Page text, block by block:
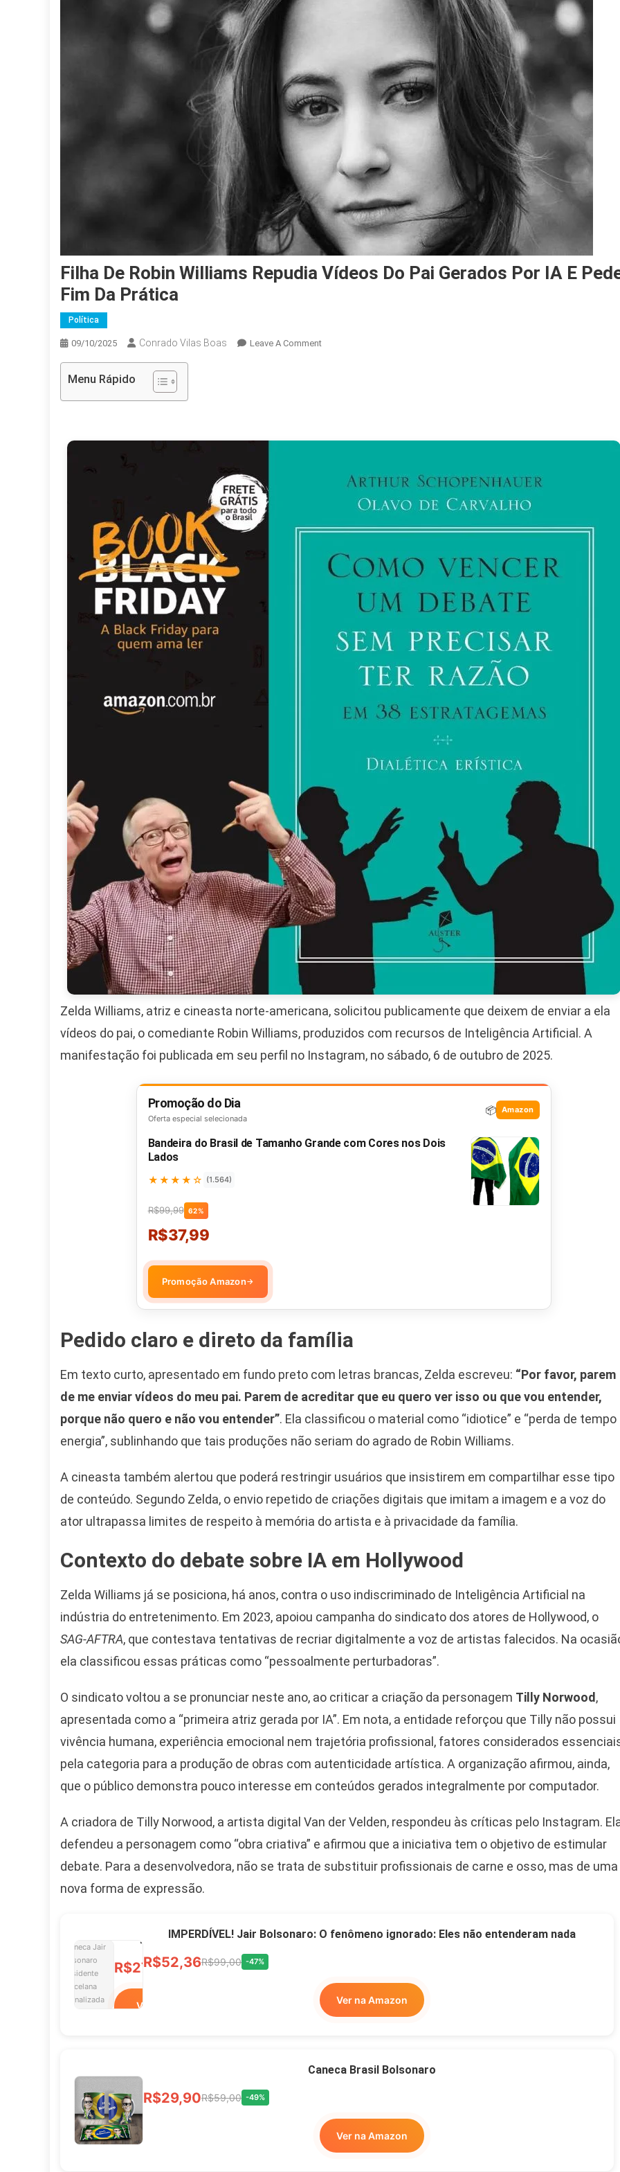
Filha De Robin Williams Repudia Vídeos Do Pai Gerados Por IA E
Fim Da Prática
Política
09/10/2025 Conrado Vilas Boas Leave A CommentOn
Gerados
E
Fim
Menu Rápido
Zelda Williams, atriz e cineasta norte-americana, solicitou publicamente que deixem de enviar a ela
vídeos do pai, o comediante Robin Williams, produzidos com recursos de Inteligência Artificial. A
manifestação foi publicada em seu perfil no Instagram, no sábado, 6 de outubro de 2025.
Promoção do Dia
Oferta especial selecionada
📦 Amazon
Bandeira do Brasil de Tamanho Grande com Cores nos Dois
Lados
★★★★☆ (1.564)
R$99,99 62%
R$37,99
Promoção Amazon→
Pedido claro e direto da família
Em texto curto, apresentado em fundo preto com letras brancas, Zelda escreveu: “Por favor, parem
de me enviar vídeos do meu pai. Parem de acreditar que eu quero ver isso ou que vou entender,
porque não quero e não vou entender”. Ela classificou o material como “idiotice” e “perda de tempo
energia”, sublinhando que tais produções não seriam do agrado de Robin Williams.
A cineasta também alertou que poderá restringir usuários que insistirem em compartilhar esse tipo
de conteúdo. Segundo Zelda, o envio repetido de criações digitais que imitam a imagem e a voz do
ator ultrapassa limites de respeito à memória do artista e à privacidade da família.
Contexto do debate sobre IA em Hollywood
Zelda Williams já se posiciona, há anos, contra o uso indiscriminado de Inteligência Artificial na
indústria do entretenimento. Em 2023, apoiou campanha do sindicato dos atores de Hollywood, o
SAG-AFTRA, que contestava tentativas de recriar digitalmente a voz de artistas falecidos. Na
ela classificou essas práticas como “pessoalmente perturbadoras”.
O sindicato voltou a se pronunciar neste ano, ao criticar a criação da personagem Tilly Norwood,
apresentada como a “primeira atriz gerada por IA”. Em nota, a entidade reforçou que Tilly não possui
vivência humana, experiência emocional nem trajetória profissional, fatores considerados
pela categoria para a produção de obras com autenticidade artística. A organização afirmou, ainda,
que o público demonstra pouco interesse em conteúdos gerados integralmente por computador.
A criadora de Tilly Norwood, a artista digital Van der Velden, respondeu às críticas pelo Instagram.
defendeu a personagem como “obra criativa” e afirmou que a iniciativa tem o objetivo de estimular
debate. Para a desenvolvedora, não se trata de substituir profissionais de carne e osso, mas de uma
nova forma de expressão.
Camiseta Camisa
2026 Pátria Brasil 6 X
10,00 S/JUROS
R$60,00R$99,00 -39%
Ver no MERCADO
LIVRE
Presidente Porcelana
Personalizada
R$27,99R$49,00 -43%
Ver no MERCADO
Xícara Bolsonaro
Brasão Deus Acima De
R$33,00
IMPERDÍVEL! Jair Bolsonaro: O fenômeno ignorado: Eles não entenderam nada
R$52,36R$99,00 -47%
Ver na Amazon
Caneca Brasil Bolsonaro
R$29,90R$59,00 -49%
Ver na Amazon